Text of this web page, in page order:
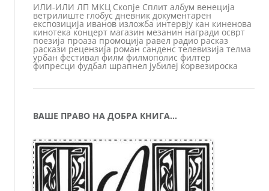
ИЛИ-ИЛИ ЛП МКЦ Скопје Сплит албум венеција
ветрилиште глобус дневник документарен
експозиција иванов изложба интервју кан киненова
кинотека концерт магазин мезанин награди осврт
поезија проаза промоција равел радио расказ
раскази рецензија роман санденс телевизија телма
урбан фестивал филм филмополис филтер
фипресци фудбал шрапнел јубилеј ќорвезироска
ВАШЕ ПРАВО НА ДОБРА КНИГА…